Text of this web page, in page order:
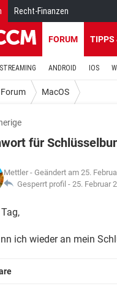
Recht-Finanzen
FORUM TIPPS
STREAMING ANDROID IOS
Forum MacOS
für
Mettler - Geändert am 25.
Gesperrt profil - 25. Februar
ich wieder an mein